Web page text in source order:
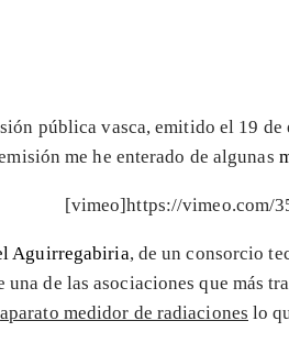
pública vasca, emitido el 19
me he enterado de algunas
[vimeo]https://vimeo.com/
Aguirregabiria, de un consorcio
una de las asociaciones que más
aparato medidor de radiaciones lo